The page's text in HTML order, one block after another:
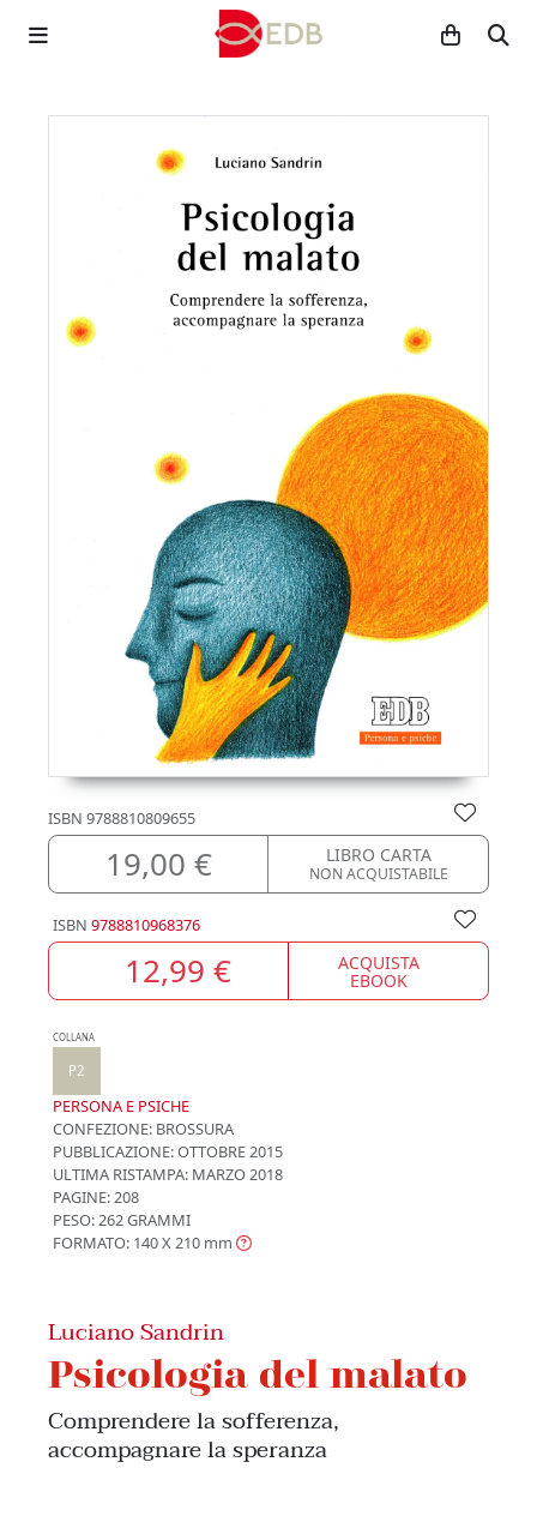
ISBN 9788810809655
19,00 € LIBRO CARTA
NON ACQUISTABILE
ISBN 9788810968376
12,99 € ACQUISTA
EBOOK
COLLANA
P2
PERSONA E PSICHE
CONFEZIONE: BROSSURA
PUBBLICAZIONE:OTTOBRE 2015
ULTIMA RISTAMPA: MARZO 2018
PAGINE: 208
PESO: 262 GRAMMI
FORMATO: 140 X 210 mm
Luciano Sandrin
Psicologia del malato
Comprendere la sofferenza,
accompagnare la speranza